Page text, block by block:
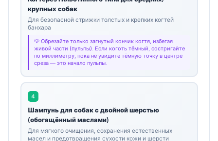
крупных собак
Для безопасной стрижки толстых и крепких когтей
банхара
Обрезайте только загнутый кончик когтя, избегая
живой части (пульпы). Если коготь тёмный, состригайте
по миллиметру, пока не увидите тёмную точку в центре
среза — это начало пульпы.
4
Шампунь для собак с двойной шерстью
(обогащённый маслами)
Для мягкого очищения, сохранения естественных
масел и предотвращения сухости кожи и шерсти